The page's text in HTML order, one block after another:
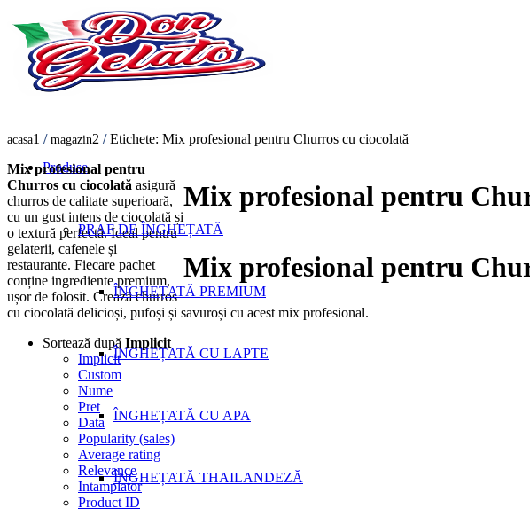
Produse
PRAF DE ÎNGHEȚATĂ
ÎNGHEȚATĂ PREMIUM
ÎNGHEȚATĂ CU LAPTE
ÎNGHEȚATĂ CU APA
ÎNGHEȚATĂ THAILANDEZĂ
acasa1 / magazin2 / Etichete: Mix profesional pentru Churros cu ciocolată
Mix profesional pentru
Mix profesional pentru
Mix profesional pentru
Churros cu ciocolată asigură
churros de calitate superioară,
cu un gust intens de ciocolată și
o textură perfectă. Ideal pentru
gelaterii, cafenele și
restaurante. Fiecare pachet
conține ingrediente premium,
ușor de folosit. Crează churros
cu ciocolată delicioși, pufoși și savuroși cu acest mix profesional.
Sortează după Implicit
Implicit
Custom
Nume
Pret
Data
Popularity (sales)
Average rating
Relevance
Intamplator
Product ID